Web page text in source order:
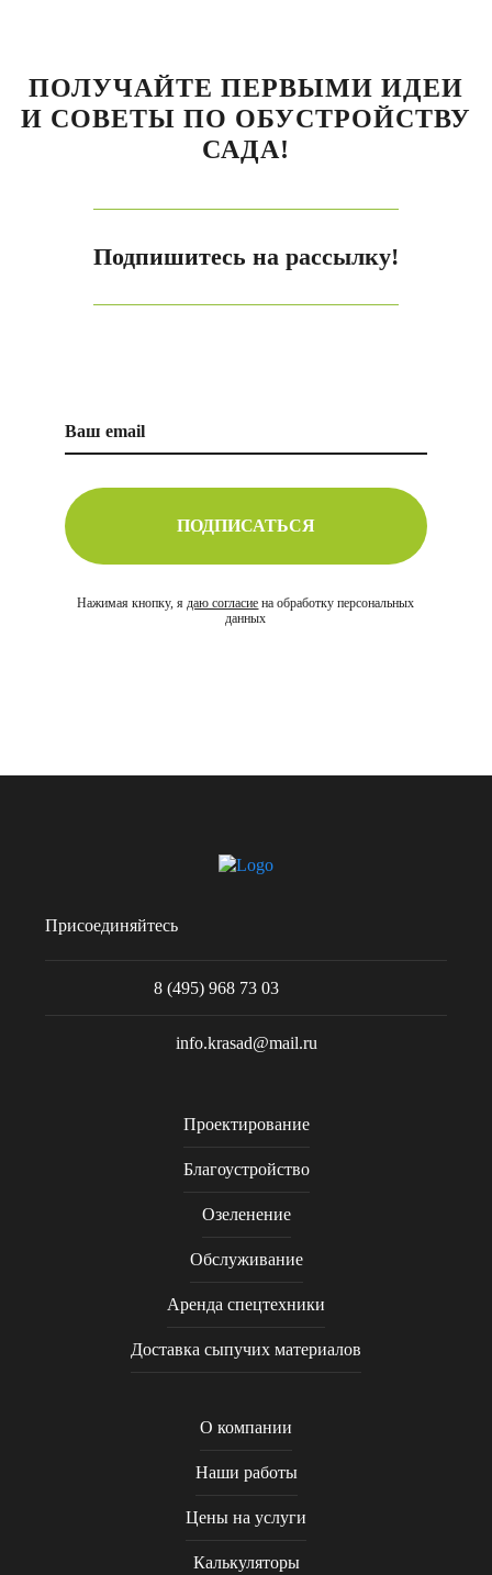
ПОЛУЧАЙТЕ ПЕРВЫМИ ИДЕИ
И СОВЕТЫ ПО ОБУСТРОЙСТВУ
САДА!
Подпишитесь на рассылку!
ПОДПИСАТЬСЯ
Нажимая кнопку, ядаю согласие на обработку персональных
данных
Присоединяйтесь
8 (495) 968 73 03
info.krasad@mail.ru
Проектирование
Благоустройство
Озеленение
Обслуживание
Аренда спецтехники
Доставка сыпучих материалов
О компании
Наши работы
Цены на услуги
Калькуляторы